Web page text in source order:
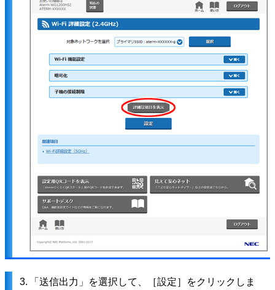
3.
「送信出力」を選択して、［設定］をクリックしま